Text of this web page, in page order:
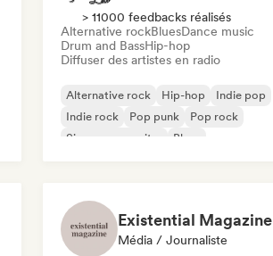
> 11000 feedbacks réalisés
Alternative rockBluesDance music
Drum and BassHip-hop
Diffuser des artistes en radio
Alternative rock Hip-hop
Indie pop
Indie rock
Pop punk
Pop rock
Singer-songwriter
Blues
Existential Magazine
Média / Journaliste